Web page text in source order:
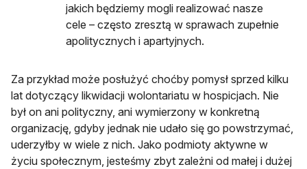
jakich będziemy mogli realizować nasze
cele – często zresztą w sprawach zupełnie
apolitycznych i apartyjnych.
Za przykład może posłużyć choćby pomysł sprzed kilku
lat dotyczący likwidacji wolontariatu w hospicjach. Nie
był on ani polityczny, ani wymierzony w konkretną
organizację, gdyby jednak nie udało się go powstrzymać,
uderzyłby w wiele z nich. Jako podmioty aktywne w
życiu społecznym, jesteśmy zbyt zależni od małej i dużej